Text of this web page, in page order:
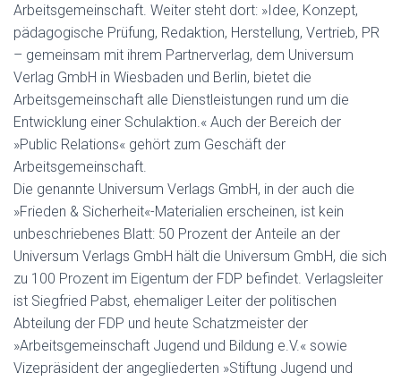
Arbeitsgemeinschaft. Weiter steht dort: »Idee, Konzept,
pädagogische Prüfung, Redaktion, Herstellung, Vertrieb, PR
– gemeinsam mit ihrem Partnerverlag, dem Universum
Verlag GmbH in Wiesbaden und Berlin, bietet die
Arbeitsgemeinschaft alle Dienstleistungen rund um die
Entwicklung einer Schulaktion.« Auch der Bereich der
»Public Relations« gehört zum Geschäft der
Arbeitsgemeinschaft.
Die genannte Universum Verlags GmbH, in der auch die
»Frieden & Sicherheit«-Materialien erscheinen, ist kein
unbeschriebenes Blatt: 50 Prozent der Anteile an der
Universum Verlags GmbH hält die Universum GmbH, die sich
zu 100 Prozent im Eigentum der FDP befindet. Verlagsleiter
ist Siegfried Pabst, ehemaliger Leiter der politischen
Abteilung der FDP und heute Schatzmeister der
»Arbeitsgemeinschaft Jugend und Bildung e.V.« sowie
Vizepräsident der angegliederten »Stiftung Jugend und